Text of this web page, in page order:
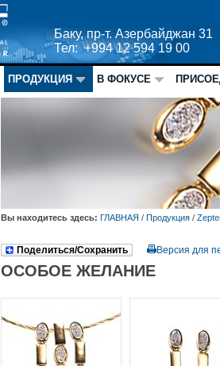
Баку, пр-т. Азербайджан 31
Тел: +994 12 594 19 00
ПРОДУКЦИЯ В ФОКУСЕ
Вы находитесь здесь: ГЛАВНАЯ / Продукция /
Поделиться/Сохранить Версия для
ОСОБОЕ ЖЕЛАНИЕ